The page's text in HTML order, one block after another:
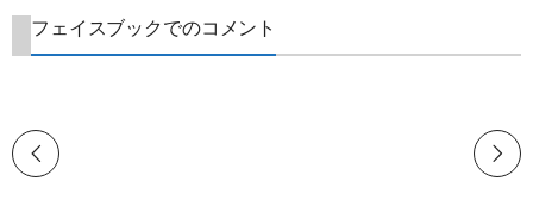
フェイスブックでのコメント